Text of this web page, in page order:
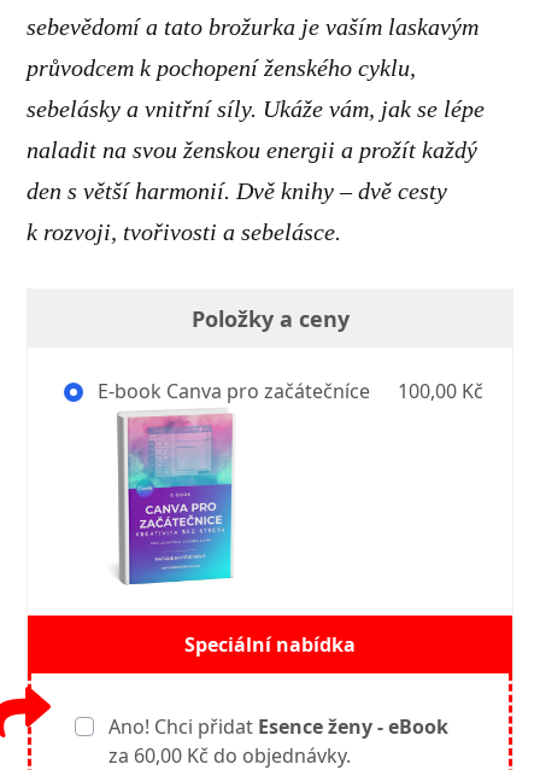
sebevědomí a tato brožurka je vaším laskavým
průvodcem k pochopení ženského cyklu,
sebelásky a vnitřní síly. Ukáže vám, jak se lépe
naladit na svou ženskou energii a prožít každý
den s větší harmonií. Dvě knihy – dvě cesty
k rozvoji, tvořivosti a sebelásce.
Položky a ceny
E-book Canva pro začátečníce 100,00 Kč
Speciální nabídka
Ano! Chci přidat Esence ženy - eBook
za 60,00 Kč do objednávky.